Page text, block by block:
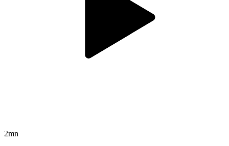
2mn